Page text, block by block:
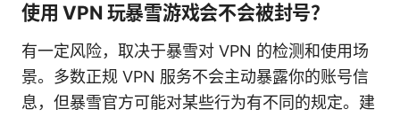
使用 VPN 玩暴雪游戏会不会被封号？
有一定风险，取决于暴雪对 VPN 的检测和使用场
景。多数正规 VPN 服务不会主动暴露你的账号信
息，但暴雪官方可能对某些行为有不同的规定。建